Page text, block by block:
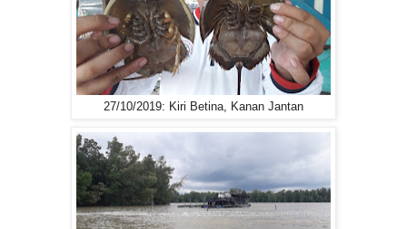
27/10/2019: Kiri Betina, Kanan Jantan